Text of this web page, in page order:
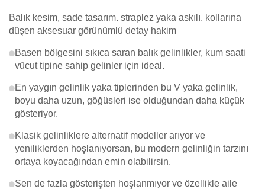
Balık kesim, sade tasarım. straplez yaka askılı. kollarına
düşen aksesuar görünümlü detay hakim
Basen bölgesini sıkıca saran balık gelinlikler, kum saati
vücut tipine sahip gelinler için ideal.
En yaygın gelinlik yaka tiplerinden bu V yaka gelinlik,
boyu daha uzun, göğüsleri ise olduğundan daha küçük
gösteriyor.
Klasik gelinliklere alternatif modeller arıyor ve
yeniliklerden hoşlanıyorsan, bu modern gelinliğin tarzını
ortaya koyacağından emin olabilirsin.
Sen de fazla gösterişten hoşlanmıyor ve özellikle aile